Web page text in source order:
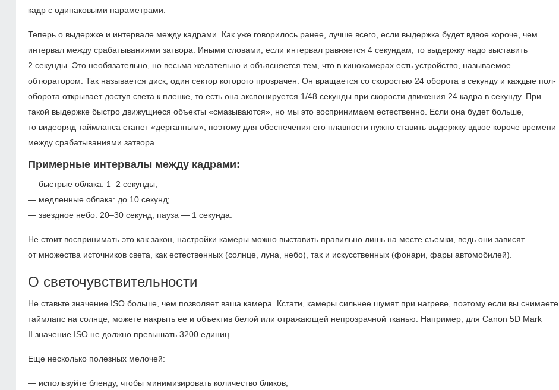
кадр с одинаковыми параметрами.
Теперь о выдержке и интервале между кадрами. Как уже говорилось ранее, лучше всего, если выдержка будет вдвое короче, чем
интервал между срабатываниями затвора. Иными словами, если интервал равняется 4 секундам, то выдержку надо выставить
2 секунды. Это необязательно, но весьма желательно и объясняется тем, что в кинокамерах есть устройство, называемое
обтюратором. Так называется диск, один сектор которого прозрачен. Он вращается со скоростью 24 оборота в секунду и каждые пол-
оборота открывает доступ света к пленке, то есть она экспонируется 1/48 секунды при скорости движения 24 кадра в секунду. При
такой выдержке быстро движущиеся объекты «смазываются», но мы это воспринимаем естественно. Если она будет больше,
то видеоряд таймлапса станет «дерганным», поэтому для обеспечения его плавности нужно ставить выдержку вдвое короче времени
между срабатываниями затвора.
Примерные интервалы между кадрами:
— быстрые облака: 1–2 секунды;
— медленные облака: до 10 секунд;
— звездное небо: 20–30 секунд, пауза — 1 секунда.
Не стоит воспринимать это как закон, настройки камеры можно выставить правильно лишь на месте съемки, ведь они зависят
от множества источников света, как естественных (солнце, луна, небо), так и искусственных (фонари, фары автомобилей).
О светочувствительности
Не ставьте значение ISO больше, чем позволяет ваша камера. Кстати, камеры сильнее шумят при нагреве, поэтому если вы снимаете
таймлапс на солнце, можете накрыть ее и объектив белой или отражающей непрозрачной тканью. Например, для Canon 5D Mark
II значение ISO не должно превышать 3200 единиц.
Еще несколько полезных мелочей:
— используйте бленду, чтобы минимизировать количество бликов;